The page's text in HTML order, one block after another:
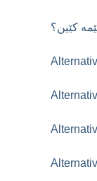
کێین؟